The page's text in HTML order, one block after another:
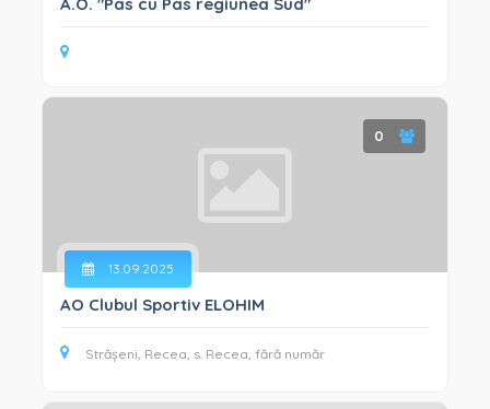
0
13.09.2025
AO Clubul Sportiv ELOHIM
Strășeni, Recea, s. Recea, fără număr